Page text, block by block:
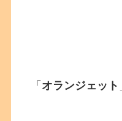
「 オランジェット